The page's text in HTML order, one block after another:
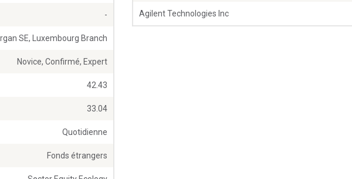
-
SE, Luxembourg Branch
Novice, Confirmé, Expert
42.43
33.04
Quotidienne
Fonds étrangers
Agilent Technologies Inc